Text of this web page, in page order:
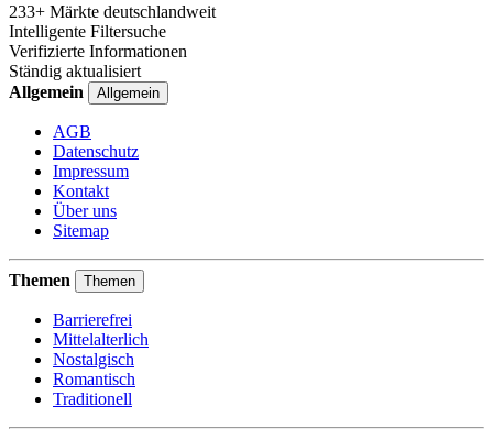
233+ Märkte deutschlandweit
Intelligente Filtersuche
Verifizierte Informationen
Ständig aktualisiert
Allgemein
Allgemein
AGB
Datenschutz
Impressum
Kontakt
Über uns
Sitemap
Themen Themen
Barrierefrei
Mittelalterlich
Nostalgisch
Romantisch
Traditionell